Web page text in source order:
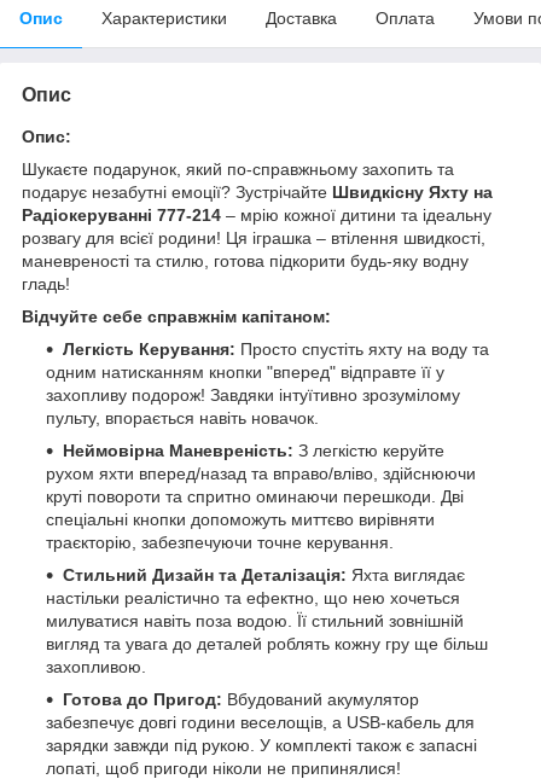
Опис Характеристики Доставка Оплата Умови
Опис
Опис:
Шукаєте подарунок, який по-справжньому захопить та
подарує незабутні емоції? Зустрічайте Швидкісну Яхту на
Радіокеруванні 777-214 – мрію кожної дитини та ідеальну
розвагу для всієї родини! Ця іграшка – втілення швидкості,
маневреності та стилю, готова підкорити будь-яку водну
гладь!
Відчуйте себе справжнім капітаном:
Легкість Керування: Просто спустіть яхту на воду та
одним натисканням кнопки "вперед" відправте її у
захопливу подорож! Завдяки інтуїтивно зрозумілому
пульту, впорається навіть новачок.
Неймовірна Маневреність: З легкістю керуйте
рухом яхти вперед/назад та вправо/вліво, здійснюючи
круті повороти та спритно оминаючи перешкоди. Дві
спеціальні кнопки допоможуть миттєво вирівняти
траєкторію, забезпечуючи точне керування.
Стильний Дизайн та Деталізація: Яхта виглядає
настільки реалістично та ефектно, що нею хочеться
милуватися навіть поза водою. Її стильний зовнішній
вигляд та увага до деталей роблять кожну гру ще більш
захопливою.
Готова до Пригод: Вбудований акумулятор
забезпечує довгі години веселощів, а USB-кабель для
зарядки завжди під рукою. У комплекті також є запасні
лопаті, щоб пригоди ніколи не припинялися!